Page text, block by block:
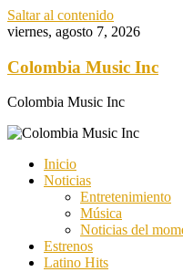
Saltar al contenido
viernes, agosto 7, 2026
Colombia Music Inc
Colombia Music Inc
Inicio
Noticias
Entretenimiento
Música
Noticias del
Estrenos
Latino Hits